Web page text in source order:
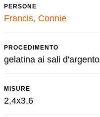
PERSONE
Francis, Connie
PROCEDIMENTO
gelatina ai sali
MISURE
2,4x3,6